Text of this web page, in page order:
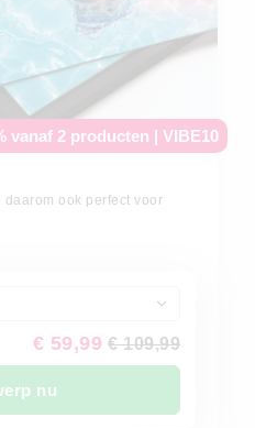
vanaf 2 producten | VIBE10
daarom ook perfect voor
€ 59,99 € 109,99
nu